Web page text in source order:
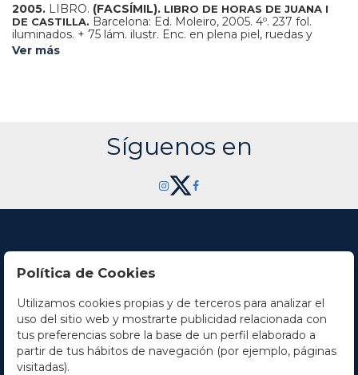
2005. LIBRO. (FACSÍMIL). LIBRO DE HORAS DE JUANA I
DE CASTILLA. Barcelona: Ed. Moleiro, 2005. 4º. 237 fol.
iluminados. + 75 lám. ilustr. Enc. en plena piel, ruedas y
hierros en filetes dorados en el lomo y en ambos planos,
de Londres. Edición numerada, limitada a 987 ejemplares,
con acta notarial. Con el libro de estudio.
Ver más
Síguenos en
Contacto
Horario
La empresa
Política de Cookies
Utilizamos cookies propias y de terceros para analizar el
uso del sitio web y mostrarte publicidad relacionada con
tus preferencias sobre la base de un perfil elaborado a
partir de tus hábitos de navegación (por ejemplo, páginas
visitadas).